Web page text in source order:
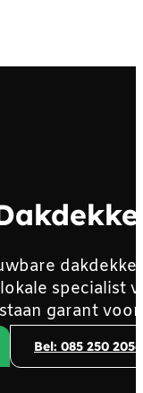
specialist
garant
Bel: 085 250 2056